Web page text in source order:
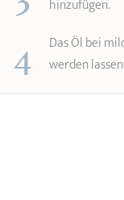
hinzufügen.
4
Das Öl bei
werden lassen.
1 Löffel
dann die